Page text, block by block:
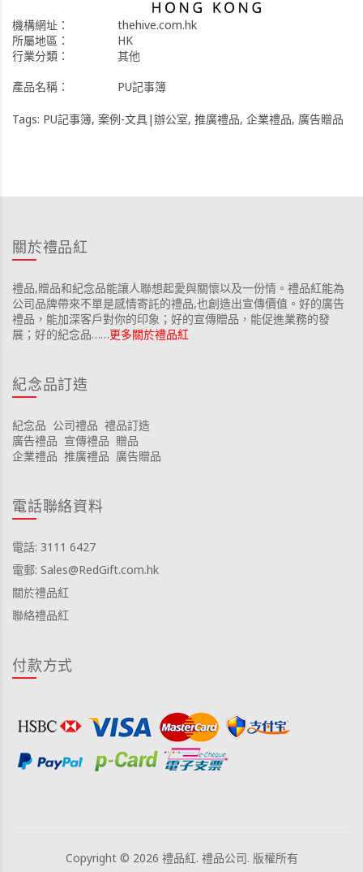
機構網址：
thehive.com.hk
所屬地區：
HK
行業分類：
其他
產品名稱：
PU記事簿
Tags: PU記事簿, 案例-文具|辦公室, 推廣禮品, 企業禮品, 廣告贈品
關於禮品紅
禮品,贈品和紀念品能讓人聯想起愛與關懷以及一份情。禮品紅能為
公司品牌帶來不單是感情寄託的禮品,也創造出宣傳價值。好的廣告
禮品，能加深客戶對你的印象；好的宣傳贈品，能促進業務的發
展；好的紀念品……更多關於禮品紅
紀念品訂造
紀念品 公司禮品 禮品訂造
廣告禮品 宣傳禮品 贈品
企業禮品 推廣禮品 廣告贈品
電話聯絡資料
電話: 3111 6427
電郵: Sales@RedGift.com.hk
關於禮品紅
聯絡禮品紅
付款方式
Copyright © 2026 禮品紅. 禮品公司. 版權所有